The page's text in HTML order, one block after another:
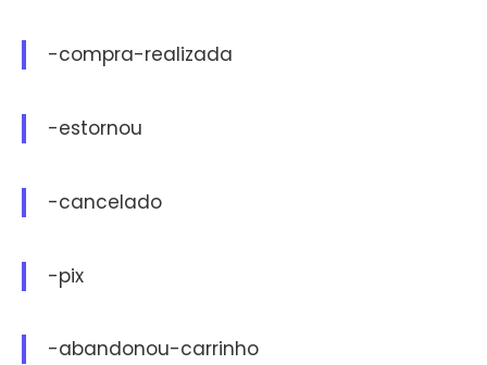
-compra-realizada
-estornou
-cancelado
-pix
-abandonou-carrinho